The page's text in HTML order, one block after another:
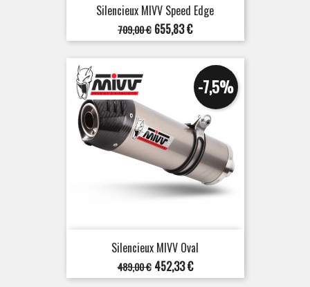
Silencieux MIVV Speed Edge
Prix
de
base
709,00 € Prix
655,83 €
Silencieux MIVV Oval
Prix
de
489,00 €
-7,5%
Prix
452,33 €